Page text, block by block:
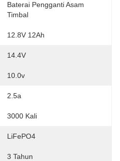
Baterai Pengganti Asam
Timbal
12.8V 12Ah
14.4V
10.0v
2.5a
3000 Kali
LiFePO4
3 Tahun